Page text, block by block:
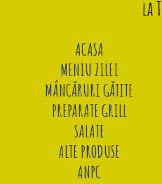
ACASA
MENIU ZILEI
MÂNCĂRURI GĂTITE
PREPARATE GRILL
SALATE
ALTE PRODUSE
ANPC